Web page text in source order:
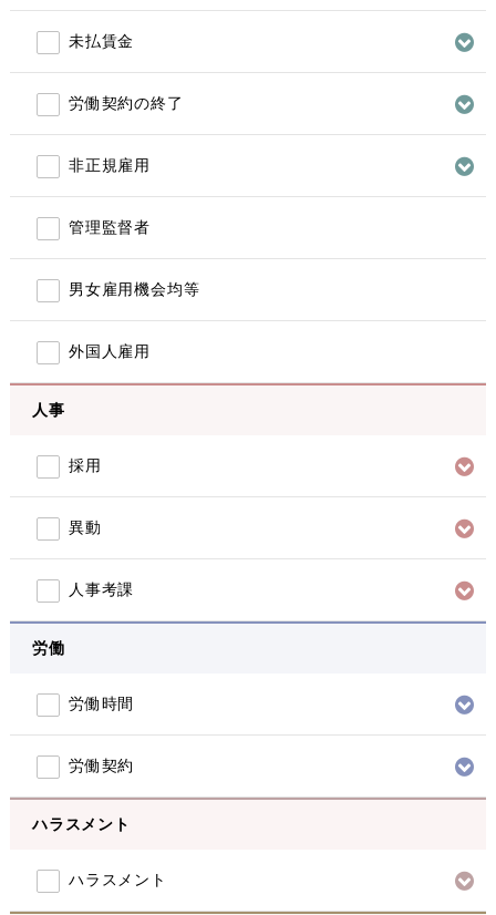
未払賃金
労働契約の終了
非正規雇用
管理監督者
男女雇用機会均等
外国人雇用
人事
採用
異動
人事考課
労働
労働時間
労働契約
ハラスメント
ハラスメント